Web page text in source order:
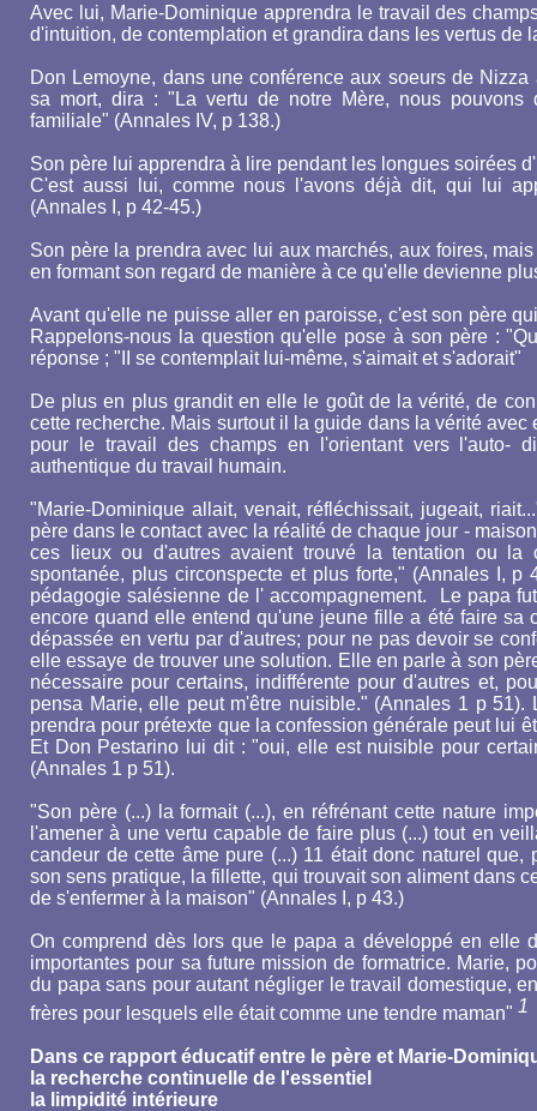
Avec lui, Marie-Dominique apprendra le travail des
d'intuition, de contemplation et grandira dans les vertus de
Don Lemoyne, dans une conférence aux soeurs de
sa mort, dira : "La vertu de notre Mère, nous
familiale" (Annales IV, p 138.)
Son père lui apprendra à lire pendant les longues soirées
C'est aussi lui, comme nous l'avons déjà dit, qui lui
(Annales I, p 42-45.)
Son père la prendra avec lui aux marchés, aux foires,
en formant son regard de manière à ce qu'elle devienne
Avant qu'elle ne puisse aller en paroisse, c'est son père
Rappelons-nous la question qu'elle pose à son père :
réponse ; "II se contemplait lui-même, s'aimait et s'adorait"
De plus en plus grandit en elle le goût de la vérité, de
cette recherche. Mais surtout il la guide dans la vérité
pour le travail des champs en l'orientant vers l'auto-
authentique du travail humain.
"Marie-Dominique allait, venait, réfléchissait, jugeait,
père dans le contact avec la réalité de chaque jour -
ces lieux ou d'autres avaient trouvé la tentation ou la
spontanée, plus circonspecte et plus forte," (Annales I,
pédagogie salésienne de l' accompagnement. Le papa
encore quand elle entend qu'une jeune fille a été faire sa
dépassée en vertu par d'autres; pour ne pas devoir se
elle essaye de trouver une solution. Elle en parle à son
nécessaire pour certains, indifférente pour d'autres et,
pensa Marie, elle peut m'être nuisible." (Annales 1 p
prendra pour prétexte que la confession générale peut lui
Et Don Pestarino lui dit : "oui, elle est nuisible pour
(Annales 1 p 51).
"Son père (...) la formait (...), en réfrénant cette nature
l'amener à une vertu capable de faire plus (...) tout en
candeur de cette âme pure (...) 11 était donc naturel
son sens pratique, la fillette, qui trouvait son aliment dans
de s'enfermer à la maison" (Annales I, p 43.)
On comprend dès lors que le papa a développé en elle
importantes pour sa future mission de formatrice. Marie,
du papa sans pour autant négliger le travail domestique,
frères pour lesquels elle était comme une tendre maman" 1
Dans ce rapport éducatif entre le père et Marie-
la recherche continuelle de l'essentiel
la limpidité intérieure